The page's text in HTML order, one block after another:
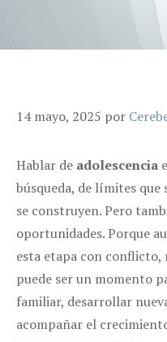
14 mayo, 2025 por
Hablar de adolescencia
búsqueda, de límites que
se construyen. Pero
oportunidades. Porque
esta etapa con
puede ser un momento
familiar, desarrollar
acompañar el